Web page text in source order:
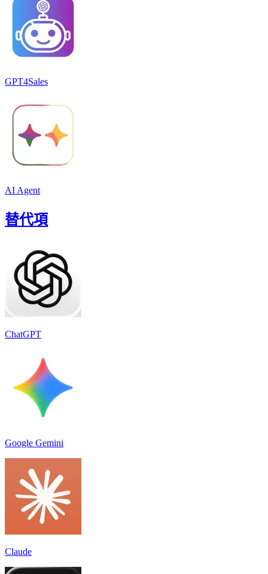
GPT4Sales
AI Agent
替代項
ChatGPT
Google Gemini
Claude